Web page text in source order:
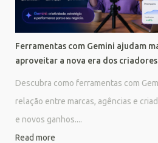
Ferramentas com Gemini ajudam
aproveitar a nova era dos
Descubra como ferramentas com
relação entre marcas, agências e
e novos ganhos....
Read more